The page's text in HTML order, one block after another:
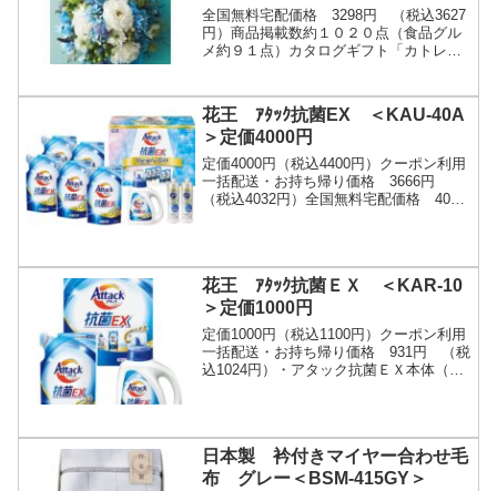
＞
全国無料宅配価格 3298円 （税込3627
円）商品掲載数約１０２０点（食品グル
メ約９１点）カタログギフト「カトレ
す。定価3630...
花王 ｱﾀｯｸ抗菌EX ＜KAU-40A
＞定価4000円
定価4000円（税込4400円）クーポン利用
一括配送・お持ち帰り価格 3666円
（税込4032円）全国無料宅配価格 4000
花王 ｱﾀｯｸ抗菌ＥＸ ＜KAR-10
＞定価1000円
定価1000円（税込1100円）クーポン利用
一括配送・お持ち帰り価格 931円 （税
込1024円）・アタック抗菌ＥＸ本体（８
日本製 衿付きマイヤー合わせ毛
布 グレー＜BSM-415GY＞